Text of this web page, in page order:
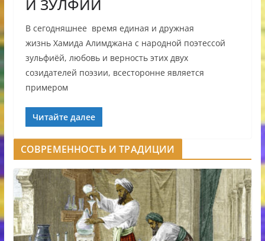
И ЗУЛФИИ
В сегодняшнее время единая и дружная
жизнь Хамида Алимджана с народной поэтессой
зульфиёй, любовь и верность этих двух
созидателей поэзии, всесторонне является
примером
Читайте далее
СОВРЕМЕННОСТЬ И ТРАДИЦИИ